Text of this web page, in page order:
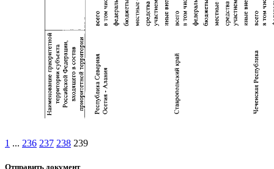
1 ... 236 237 238 239
Отправить документ